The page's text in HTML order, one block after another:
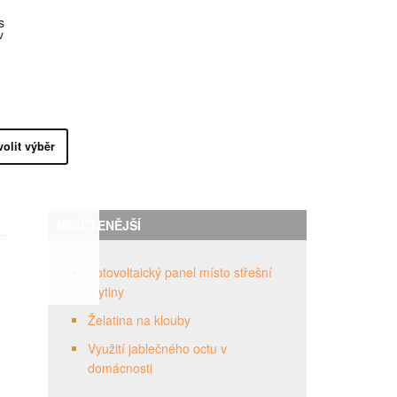
NEJČTENĚJŠÍ
Fotovoltaický panel místo střešní
krytiny
Želatina na klouby
Využití jablečného octu v
domácnosti
výběr